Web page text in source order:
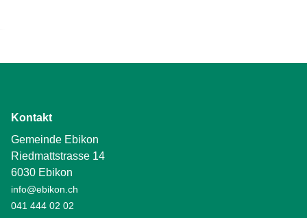
Kontakt
Gemeinde Ebikon
Riedmattstrasse 14
6030 Ebikon
info@ebikon.ch
041 444 02 02